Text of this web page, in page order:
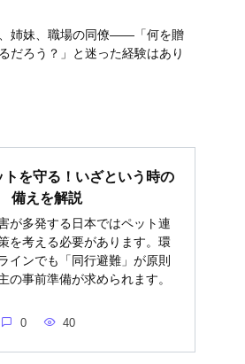
姉妹、職場の同僚――「何を贈
だろう？」と迷った経験はあり
トを守る！いざという時の
備えを解説
が多発する日本ではペット連
を考える必要があります。環
インでも「同行避難」が原則
の事前準備が求められます。
0 40